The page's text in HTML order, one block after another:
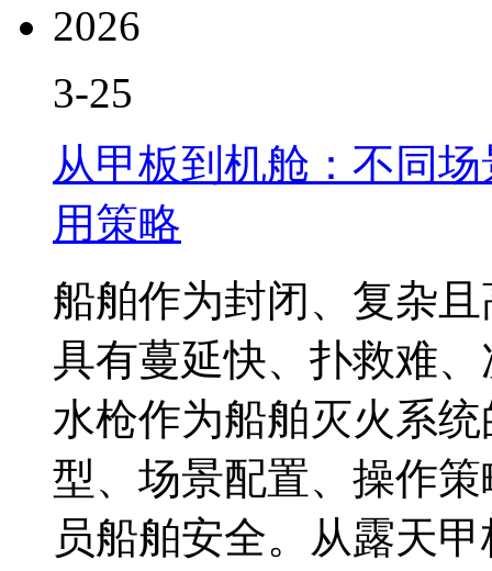
2026
3-25
从甲板到机舱：不同
用策略
船舶作为封闭、复杂
具有蔓延快、扑救难
水枪作为船舶灭火系
型、场景配置、操作
员船舶安全。从露天